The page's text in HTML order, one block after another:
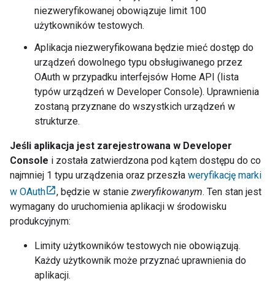
niezweryfikowanej obowiązuje limit 100
użytkowników testowych.
Aplikacja niezweryfikowana będzie mieć dostęp do
urządzeń dowolnego typu obsługiwanego przez
OAuth w przypadku interfejsów Home API (lista
typów urządzeń w Developer Console). Uprawnienia
zostaną przyznane do wszystkich urządzeń w
strukturze.
Jeśli aplikacja jest zarejestrowana w Developer
Console i została zatwierdzona pod kątem dostępu do co
najmniej 1 typu urządzenia oraz przeszła weryfikację marki
w OAuth
, będzie w stanie zweryfikowanym. Ten stan jest
wymagany do uruchomienia aplikacji w środowisku
produkcyjnym:
Limity użytkowników testowych nie obowiązują.
Każdy użytkownik może przyznać uprawnienia do
aplikacji.